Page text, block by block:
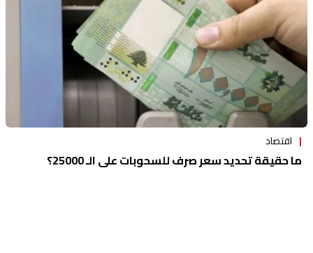
اقتصاد
ما حقيقة تحديد سعر صرف للسحوبات على الـ 25000؟